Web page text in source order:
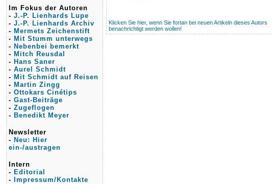
Im Fokus der Autoren
- J.-P. Lienhards Lupe
- J.-P. Lienhards Archiv
- Mermets Zeichenstift
- Mit Stumm unterwegs
- Nebenbei bemerkt
- Mitch Reusdal
- Hans Saner
- Aurel Schmidt
- Mit Schmidt auf Reisen
- Martin Zingg
- Ottokars Cinétips
- Gast-Beiträge
- Zugeflogen
- Benedikt Meyer
Newsletter
- Neu: Hier
ein-/austragen
Intern
- Editorial
-
Impressum/Kontakte
Klicken Sie hier, wenn Sie fortan bei neuen Artikeln dieses Autors
benachrichtigt werden wollen!